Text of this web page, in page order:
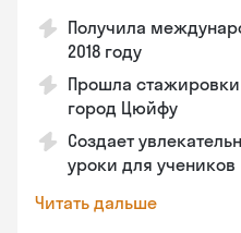
Получила
2018 году
Прошла
город Цюйфу
Создает
уроки для учеников
Читать дальше